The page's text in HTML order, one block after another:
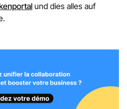
und dies alles auf